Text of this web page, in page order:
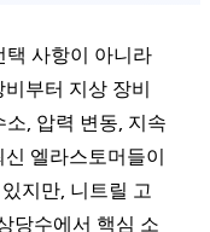
택 사항이 아니라
부터 지상 장비
, 압력 변동, 지속
엘라스토머들이
지만, 니트릴 고
당수에서 핵심 소